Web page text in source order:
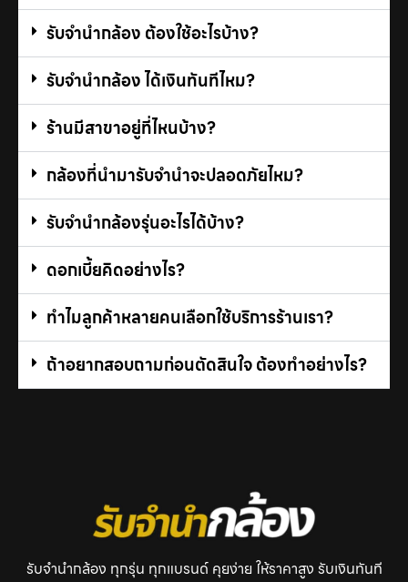
รับจํานํากล้อง ต้องใช้อะไรบ้าง?
รับจํานํากล้อง ได้เงินทันทีไหม?
ร้านมีสาขาอยู่ที่ไหนบ้าง?
กล้องที่นำมารับจํานําจะปลอดภัยไหม?
รับจํานํากล้องรุ่นอะไรได้บ้าง?
ดอกเบี้ยคิดอย่างไร?
ทำไมลูกค้าหลายคนเลือกใช้บริการร้านเรา?
ถ้าอยากสอบถามก่อนตัดสินใจ ต้องทำอย่างไร?
รับจำนำกล้อง ทุกรุ่น ทุกแบรนด์ คุยง่าย ให้ราคาสูง รับเงินทันที